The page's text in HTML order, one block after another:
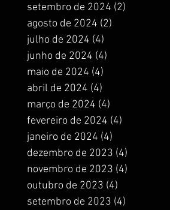
setembro de 2024 (2)
agosto de 2024 (2)
julho de 2024 (4)
junho de 2024 (4)
maio de 2024 (4)
abril de 2024 (4)
março de 2024 (4)
fevereiro de 2024 (4)
janeiro de 2024 (4)
dezembro de 2023 (4)
novembro de 2023 (4)
outubro de 2023 (4)
setembro de 2023 (4)